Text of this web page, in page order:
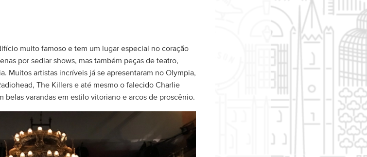
muito famoso e tem um lugar especial no coração
por sediar shows, mas também peças de teatro,
Muitos artistas incríveis já se apresentaram no Olympia,
The Killers e até mesmo o falecido Charlie
belas varandas em estilo vitoriano e arcos de proscênio.